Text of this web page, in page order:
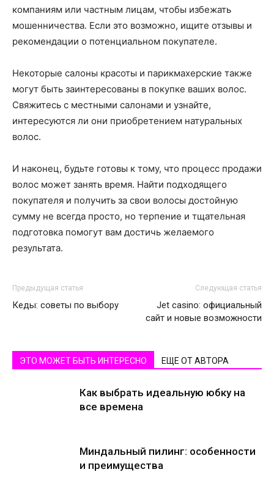
компаниям или частным лицам, чтобы избежать
мошенничества. Если это возможно, ищите отзывы и
рекомендации о потенциальном покупателе.
Некоторые салоны красоты и парикмахерские также
могут быть заинтересованы в покупке ваших волос.
Свяжитесь с местными салонами и узнайте,
интересуются ли они приобретением натуральных
волос.
И наконец, будьте готовы к тому, что процесс продажи
волос может занять время. Найти подходящего
покупателя и получить за свои волосы достойную
сумму не всегда просто, но терпение и тщательная
подготовка помогут вам достичь желаемого
результата.
Предыдущая статья
Кеды: советы по выбору
Следующая статья
Jet casino: официальный
сайт и новые возможности
ЭТО МОЖЕТ БЫТЬ ИНТЕРЕСНО ЕЩЕ ОТ АВТОРА
Как выбрать идеальную юбку на
все времена
Миндальный пилинг: особенности
и преимущества